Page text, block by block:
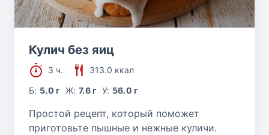
Кулич без яиц
3 ч.
313.0 ккал
Б: 5.0 г Ж: 7.6 г У: 56.0 г
Простой рецепт, который поможет
приготовьте пышные и нежные куличи.